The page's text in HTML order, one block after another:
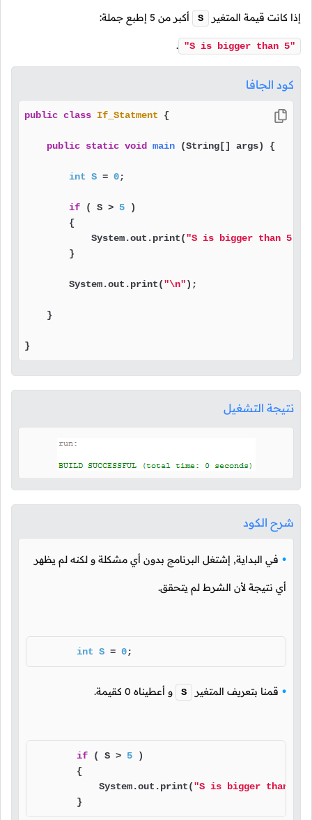
إذا كانت قيمة المتغير S أكبر من 5 إطبع جملة:
"S is bigger than 5"
.
كود الجافا
public class If_Statment {
public static void main (String[] args) {
int S = 0;
if ( S > 5 )
        {
            System.out.print(
"S is bigger than 5."
        }
        System.out.print(
"\n");
    }
}
نتيجة التشغيل
شرح الكود
في البداية, إشتغل البرنامج بدون أي مشكلة و لكنه لم يظهر
أي نتيجة لأن الشرط لم يتحقق.
int S = 0;
قمنا بتعريف المتغير S و أعطيناه 0 كقيمة.
if ( S > 5 )
        {
            System.out.print(
"S is bigger than 5."
        }